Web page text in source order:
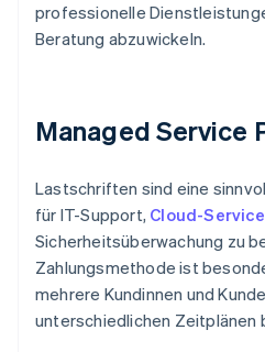
professionelle
Beratung abzuwickeln.
Managed Service
Lastschriften sind eine
für IT-Support, Cloud-
Sicherheitsüberwachung zu
Zahlungsmethode ist
mehrere Kundinnen und
unterschiedlichen Zeitplänen